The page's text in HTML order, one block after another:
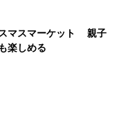
マスマーケット 親子
楽しめる